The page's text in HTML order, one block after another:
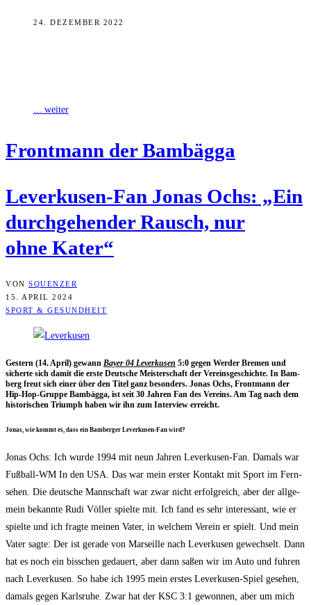
24. DEZEMBER 2022
... weiter
Front­mann der Bambägga
Lever­ku­sen-Fan Jonas Ochs: „Ein
durch­ge­hen­der Rausch, nur
ohne Kater“
VON SQUENZER
15. APRIL 2024
SPORT & GESUNDHEIT
Ges­tern (14. April) gewann Bay­er 04 Lever­ku­sen 5:0 gegen Wer­der Bre­men und
sicher­te sich damit die ers­te Deut­sche Meis­ter­schaft der Ver­eins­ge­schich­te. In Bam­
berg freut sich einer über den Titel ganz beson­ders. Jonas Ochs, Front­mann der
Hip-Hop-Grup­pe Bam­bäg­ga, ist seit 30 Jah­ren Fan des Ver­eins. Am Tag nach dem
his­to­ri­schen Tri­umph haben wir ihn zum Inter­view erreicht.
Jonas, wie kommt es, dass ein Bam­ber­ger Lever­ku­sen-Fan wird?
Jonas Ochs: Ich wur­de 1994 mit neun Jah­ren Lever­ku­sen-Fan. Damals war
Fuß­ball-WM In den USA. Das war mein ers­ter Kon­takt mit Sport im Fern­
se­hen. Die deut­sche Mann­schaft war zwar nicht erfolg­reich, aber der all­ge­
mein bekann­te Rudi Völ­ler spiel­te mit. Ich fand es sehr inter­es­sant, wie er
spiel­te und ich frag­te mei­nen Vater, in wel­chem Ver­ein er spielt. Und mein
Vater sag­te: Der ist gera­de von Mar­seil­le nach Lever­ku­sen gewech­selt. Dann
hat es noch ein biss­chen gedau­ert, aber dann saßen wir im Auto und fuh­ren
nach Lever­ku­sen. So habe ich 1995 mein ers­tes Lever­ku­sen-Spiel gese­hen,
damals gegen Karls­ru­he. Zwar hat der KSC 3:1 gewon­nen, aber um mich